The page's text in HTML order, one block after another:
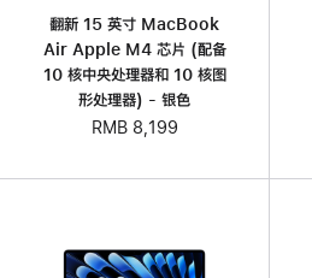
翻新 15 英寸 MacBook
Air Apple M4 芯片 (配备
10 核中央处理器和 10 核图
形处理器) - 银色
RMB 8,199